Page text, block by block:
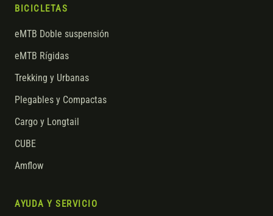
BICICLETAS
eMTB Doble suspensión
eMTB Rígidas
Trekking y Urbanas
Plegables y Compactas
Cargo y Longtail
CUBE
Amflow
AYUDA Y SERVICIO